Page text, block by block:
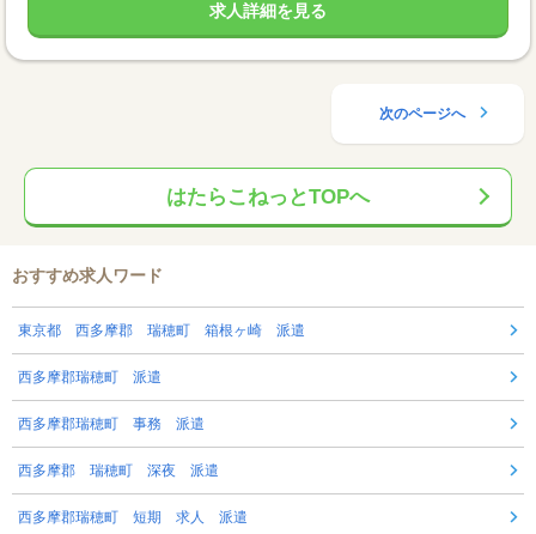
求人詳細を見る
次のページへ
はたらこねっとTOPへ
おすすめ求人ワード
東京都 西多摩郡 瑞穂町 箱根ヶ崎 派遣
西多摩郡瑞穂町 派遣
西多摩郡瑞穂町 事務 派遣
西多摩郡 瑞穂町 深夜 派遣
西多摩郡瑞穂町 短期 求人 派遣